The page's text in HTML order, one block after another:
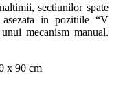
3 motoare si saltea.
sectiunilor spate
in pozitiile “V
mecanism manual.